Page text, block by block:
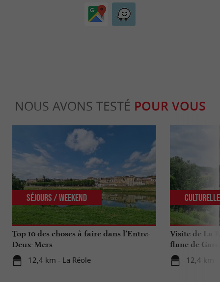
NOUS AVONS TESTÉ POUR VOUS
Top 10 des choses à faire dans l’Entre-
Deux-Mers
12,4 km - La Réole
Séjours / Weekend
Visite de La
flanc de
12,4 km -
Culturelle